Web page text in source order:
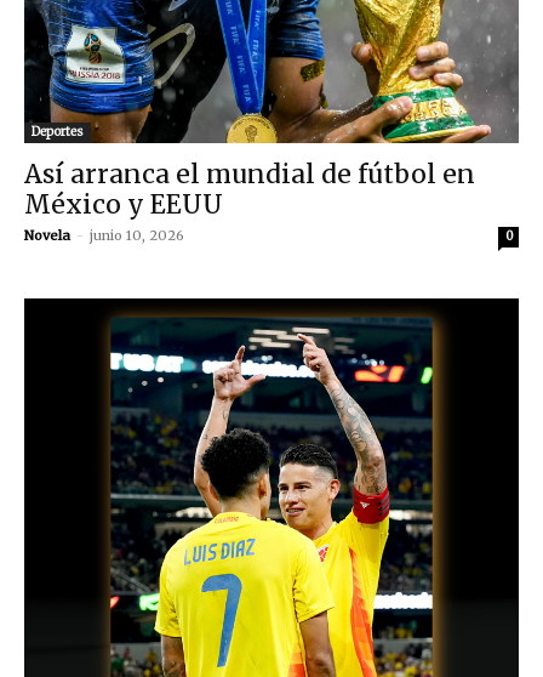
Deportes
Así arranca el mundial de fútbol en
México y EEUU
Novela - junio 10, 2026 0